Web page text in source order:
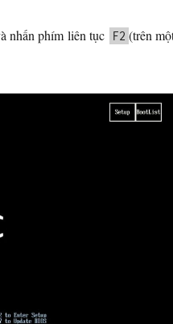
nhấn phím liên tục F2 (trên